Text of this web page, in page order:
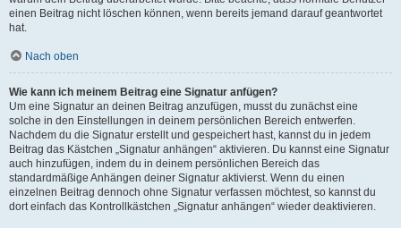
einen Beitrag nicht löschen können, wenn bereits jemand darauf geantwortet
hat.
Nach oben
Wie kann ich meinem Beitrag eine Signatur anfügen?
Um eine Signatur an deinen Beitrag anzufügen, musst du zunächst eine
solche in den Einstellungen in deinem persönlichen Bereich entwerfen.
Nachdem du die Signatur erstellt und gespeichert hast, kannst du in jedem
Beitrag das Kästchen „Signatur anhängen“ aktivieren. Du kannst eine Signatur
auch hinzufügen, indem du in deinem persönlichen Bereich das
standardmäßige Anhängen deiner Signatur aktivierst. Wenn du einen
einzelnen Beitrag dennoch ohne Signatur verfassen möchtest, so kannst du
dort einfach das Kontrollkästchen „Signatur anhängen“ wieder deaktivieren.